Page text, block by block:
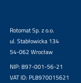
Rotomat Sp. z o.o.
ul. Stabłowicka 134
54-062 Wrocław
NIP: 897-001-56-21
VAT ID: PL8970015621